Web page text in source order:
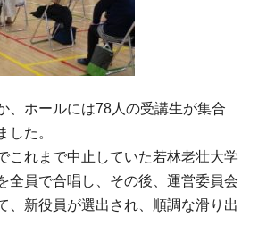
、ホールには78人の受講生が集合
した。
これまで中止していた若林老壮大学
全員で合唱し、その後、運営委員会
、新役員が選出され、順調な滑り出